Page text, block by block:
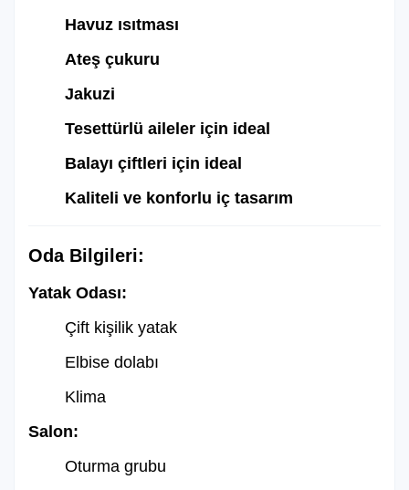
31 Mayıs 2025 / 31 Mayıs 2025
En az kiralama süresi: 2 Gece
Havuz ısıtması
Ateş çukuru
Jakuzi
Tesettürlü aileler için ideal
Balayı çiftleri için ideal
Kaliteli ve konforlu iç tasarım
Oda Bilgileri:
Yatak Odası:
Çift kişilik yatak
Elbise dolabı
Klima
Salon:
Oturma grubu